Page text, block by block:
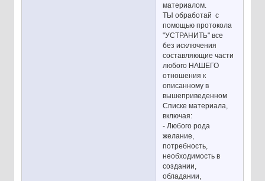
материалом.
ТЫ обработай с
помощью протокола
"УСТРАНИТЬ" все
без исключения
составляющие части
любого НАШЕГО
отношения к
описанному в
вышеприведенном
Списке материала,
включая:
- Любого рода
желание,
потребность,
необходимость в
создании,
обладании,